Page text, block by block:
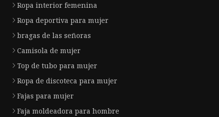
Ropa interior femenina
Ropa deportiva para mujer
bragas de las señoras
Camisola de mujer
Top de tubo para mujer
Ropa de discoteca para mujer
Fajas para mujer
Faja moldeadora para hombre